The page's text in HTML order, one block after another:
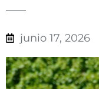
junio 17, 2026